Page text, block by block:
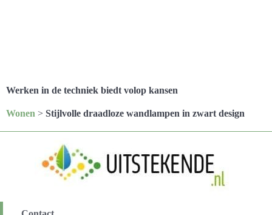
Werken in de techniek biedt volop kansen
Wonen > Stijlvolle draadloze wandlampen in zwart design